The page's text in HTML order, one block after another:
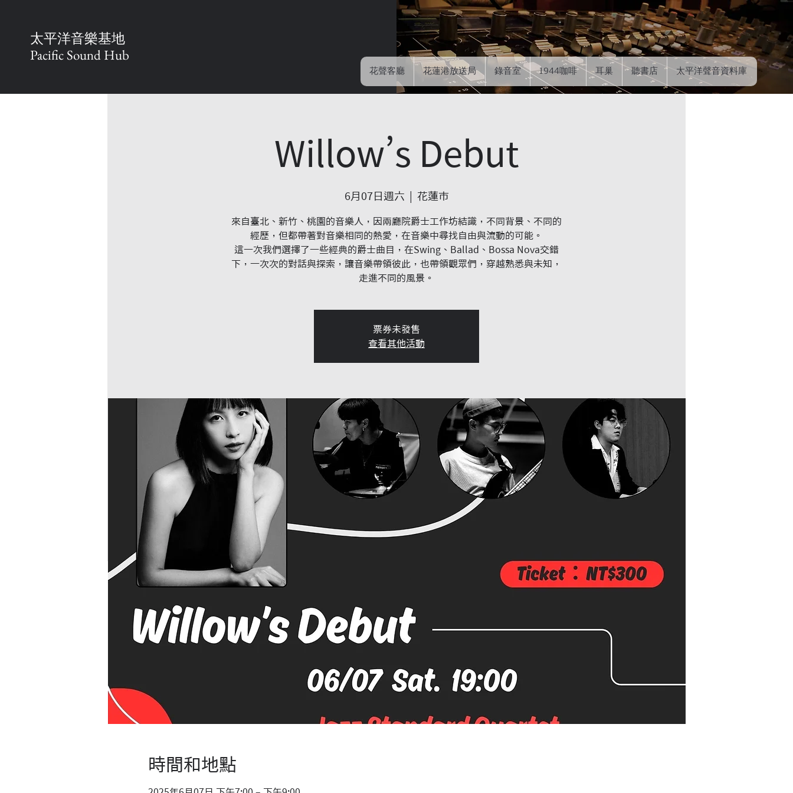
太平洋音樂基地
Pacific Sound Hub
花聲客廳 花蓮港放送局 錄音室 1944咖啡 耳巢 聽書店 太平洋聲音資料庫
Willow’s Debut
6月07日週六 花蓮市
來自臺北、新竹、桃園的音樂人，因兩廳院爵士工作坊結識，不同背景、不同的
經歷，但都帶著對音樂相同的熱愛，在音樂中尋找自由與流動的可能。
這一次我們選擇了一些經典的爵士曲目，在Swing、Ballad、Bossa Nova交錯
下，一次次的對話與探索，讓音樂帶領彼此，也帶領觀眾們，穿越熟悉與未知，
走進不同的風景。
票券未發售
查看其他活動
時間和地點